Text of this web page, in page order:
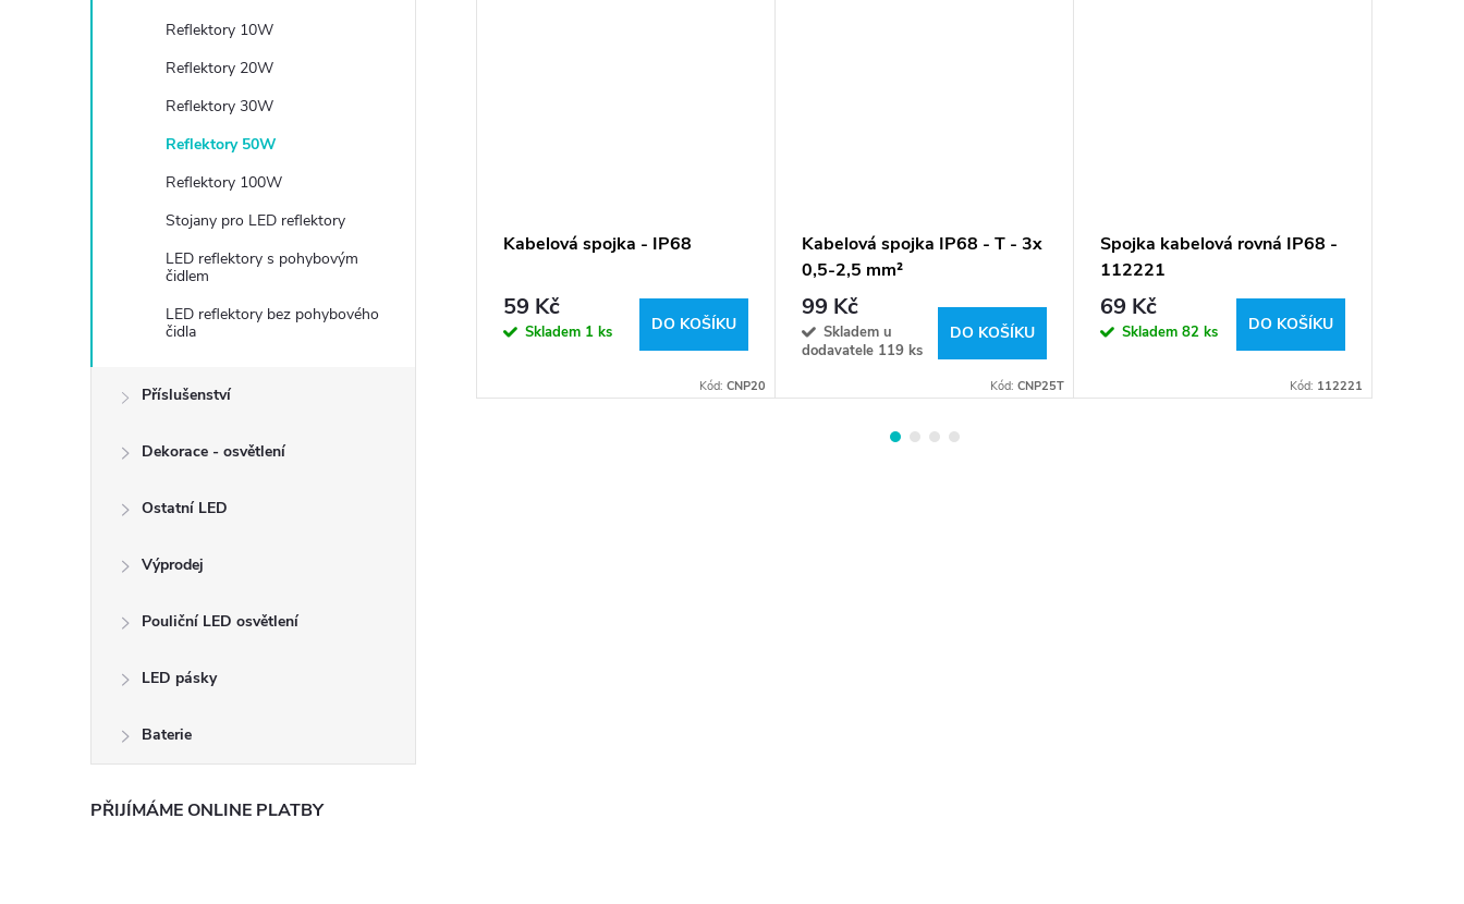
Reflektory 10W
Reflektory 20W
Reflektory 30W
Reflektory 50W
Reflektory 100W
Stojany pro LED reflektory
LED reflektory s pohybovým
čidlem
LED reflektory bez pohybového
čidla
Příslušenství
Dekorace - osvětlení
Ostatní LED
Výprodej
Pouliční LED osvětlení
LED pásky
Baterie
PŘIJÍMÁME ONLINE PLATBY
112221
112222
119 Kč
DO KOŠÍKU
Kabelová spojka - IP68
59 Kč
Skladem 1 ks DO KOŠÍKU
Kód: CNP20
Kabelová spojka IP68 - T - 3x
0,5-2,5 mm²
99 Kč
Skladem u
dodavatele 119 ks
DO KOŠÍKU
Kód: CNP25T
Spojka kabelová rovná IP68 -
112221
69 Kč
Skladem 82 ks DO KOŠÍKU
Kód: 112221